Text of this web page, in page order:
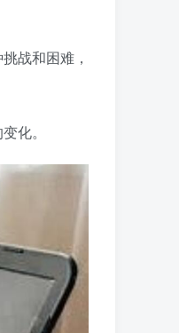
战和困难，
化。